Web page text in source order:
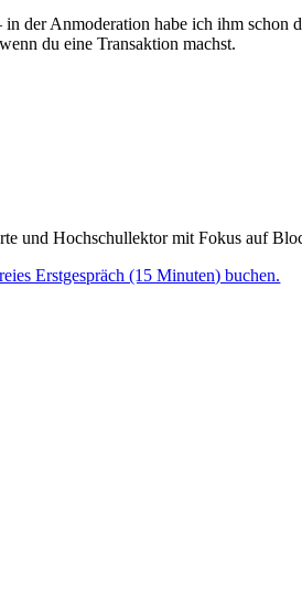
der Anmoderation habe ich ihm
du eine Transaktion machst.
und Hochschullektor mit Fokus auf
Erstgespräch (15 Minuten) buchen.